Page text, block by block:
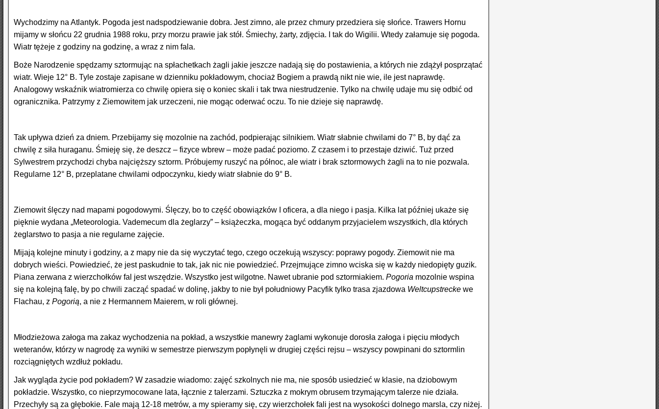
Wychodzimy na Atlantyk. Pogoda jest nadspodziewanie dobra. Jest zimno, ale przez chmury przedziera się słońce. Trawers Hornu
mijamy w słońcu 22 grudnia 1988 roku, przy morzu prawie jak stół. Śmiechy, żarty, zdjęcia. I tak do Wigilii. Wtedy załamuje się pogoda.
Wiatr tężeje z godziny na godzinę, a wraz z nim fala.
Boże Narodzenie spędzamy sztormując na spłachetkach żagli jakie jeszcze nadają się do postawienia, a których nie zdążył posprzątać
wiatr. Wieje 12° B. Tyle zostaje zapisane w dzienniku pokładowym, chociaż Bogiem a prawdą nikt nie wie, ile jest naprawdę.
Analogowy wskaźnik wiatromierza co chwilę opiera się o koniec skali i tak trwa niestrudzenie. Tylko na chwilę udaje mu się odbić od
ogranicznika. Patrzymy z Ziemowitem jak urzeczeni, nie mogąc oderwać oczu. To nie dzieje się naprawdę.
Tak upływa dzień za dniem. Przebijamy się mozolnie na zachód, podpierając silnikiem. Wiatr słabnie chwilami do 7° B, by dąć za
chwilę z siła huraganu. Śmieję się, że deszcz – fizyce wbrew – może padać poziomo. Z czasem i to przestaje dziwić. Tuż przed
Sylwestrem przychodzi chyba najcięższy sztorm. Próbujemy ruszyć na północ, ale wiatr i brak sztormowych żagli na to nie pozwala.
Regularne 12° B, przeplatane chwilami odpoczynku, kiedy wiatr słabnie do 9° B.
Ziemowit ślęczy nad mapami pogodowymi. Ślęczy, bo to część obowiązków I oficera, a dla niego i pasja. Kilka lat później ukaże się
pięknie wydana „Meteorologia. Vademecum dla żeglarzy” – książeczka, mogąca być oddanym przyjacielem wszystkich, dla których
żeglarstwo to pasja a nie regularne zajęcie.
Mijają kolejne minuty i godziny, a z mapy nie da się wyczytać tego, czego oczekują wszyscy: poprawy pogody. Ziemowit nie ma
dobrych wieści. Powiedzieć, że jest paskudnie to tak, jak nic nie powiedzieć. Przejmujące zimno wciska się w każdy niedopięty guzik.
Piana zerwana z wierzchołków fal jest wszędzie. Wszystko jest wilgotne. Nawet ubranie pod sztormiakiem. Pogoria mozolnie wspina
się na kolejną falę, by po chwili zacząć spadać w dolinę, jakby to nie był południowy Pacyfik tylko trasa zjazdowa Weltcupstrecke we
Flachau, z Pogorią, a nie z Hermannem Maierem, w roli głównej.
Młodzieżowa załoga ma zakaz wychodzenia na pokład, a wszystkie manewry żaglami wykonuje dorosła załoga i pięciu młodych
weteranów, którzy w nagrodę za wyniki w semestrze pierwszym popłynęli w drugiej części rejsu – wszyscy powpinani do sztormlin
rozciągniętych wzdłuż pokładu.
Jak wygląda życie pod pokładem? W zasadzie wiadomo: zajęć szkolnych nie ma, nie sposób usiedzieć w klasie, na dziobowym
pokładzie. Wszystko, co nieprzymocowane lata, łącznie z talerzami. Sztuczka z mokrym obrusem trzymającym talerze nie działa.
Przechyły są za głębokie. Fale mają 12-18 metrów, a my spieramy się, czy wierzchołek fali jest na wysokości dolnego marsla, czy niżej.